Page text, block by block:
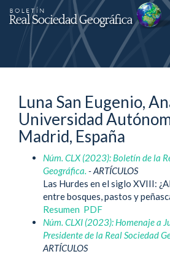
Salto
rápiso
a
página
contenido
Navegación
principal
Contenido
principal
Barra
lateral
Luna San Eugenio,
Universidad
Madrid, España
Núm. CLX (2023): Boletín de la
Geográfica. - ARTÍCULOS
Las Hurdes en el siglo XVIII:
entre bosques, pastos y
Resumen PDF
Núm. CLXI (2023): Homenaje a
Presidente de la Real Sociedad
ARTÍCULOS